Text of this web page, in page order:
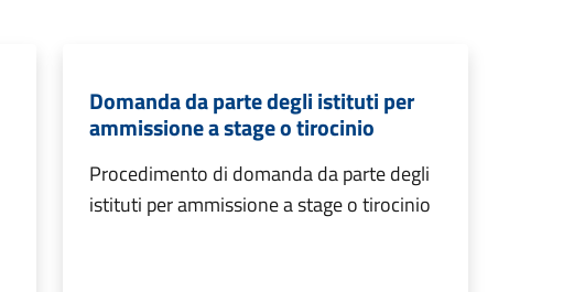
Domanda da parte degli istituti per
ammissione a stage o tirocinio
Procedimento di domanda da parte degli
istituti per ammissione a stage o tirocinio